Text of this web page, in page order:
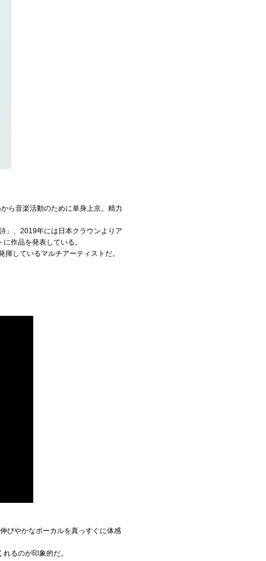
ら音楽活動のために単身上京。精力
」、2019年には日本クラウンよりア
作品を発表している。
しているマルチアーティストだ。
びやかなボーカルを真っすぐに体感
るのが印象的だ。